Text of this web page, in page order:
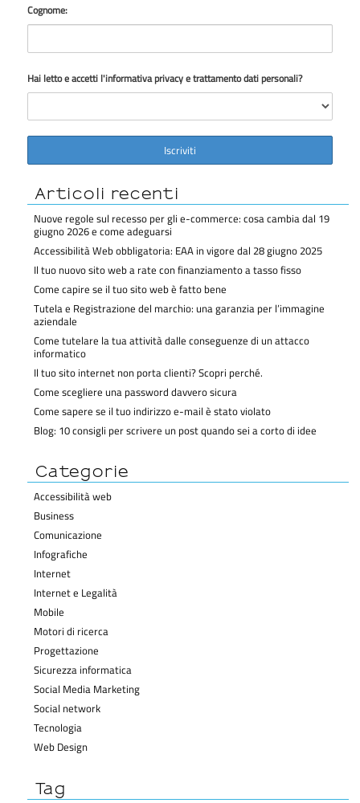
Cognome:
Hai letto e accetti l'informativa privacy e trattamento dati personali?
Articoli recenti
Nuove regole sul recesso per gli e-commerce: cosa cambia dal 19
giugno 2026 e come adeguarsi
Accessibilità Web obbligatoria: EAA in vigore dal 28 giugno 2025
Il tuo nuovo sito web a rate con finanziamento a tasso fisso
Come capire se il tuo sito web è fatto bene
Tutela e Registrazione del marchio: una garanzia per l’immagine
aziendale
Come tutelare la tua attività dalle conseguenze di un attacco
informatico
Il tuo sito internet non porta clienti? Scopri perché.
Come scegliere una password davvero sicura
Come sapere se il tuo indirizzo e-mail è stato violato
Blog: 10 consigli per scrivere un post quando sei a corto di idee
Categorie
Accessibilità web
Business
Comunicazione
Infografiche
Internet
Internet e Legalità
Mobile
Motori di ricerca
Progettazione
Sicurezza informatica
Social Media Marketing
Social network
Tecnologia
Web Design
Tag